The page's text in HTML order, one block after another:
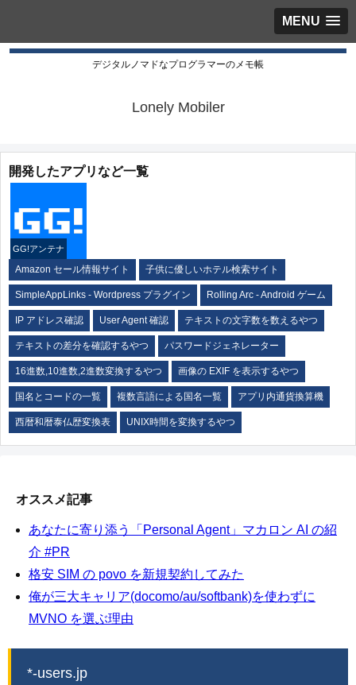
MENU
デジタルノマドなプログラマーのメモ帳
Lonely Mobiler
開発したアプリなど一覧
GG!アンテナ
Amazon セール情報サイト 子供に優しいホテル検索サイト
SimpleAppLinks - Wordpress プラグイン Rolling Arc - Android ゲーム
IP アドレス確認 User Agent 確認 テキストの文字数を数えるやつ
テキストの差分を確認するやつ パスワードジェネレーター
16進数,10進数,2進数変換するやつ 画像の EXIF を表示するやつ
国名とコードの一覧 複数言語による国名一覧 アプリ内通貨換算機
西暦和暦泰仏歴変換表 UNIX時間を変換するやつ
オススメ記事
あなたに寄り添う「Personal Agent」マカロン AI の紹
介 #PR
格安 SIM の povo を新規契約してみた
俺が三大キャリア(docomo/au/softbank)を使わずに
MVNO を選ぶ理由
*-users.jp